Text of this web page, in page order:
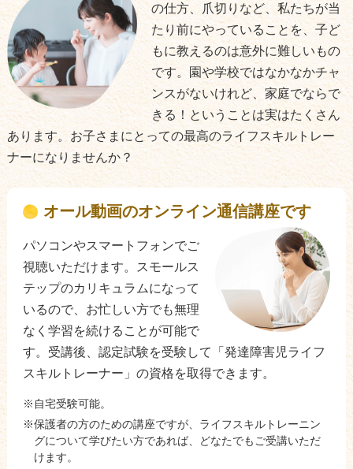
の仕方、爪切りなど、私たちが当
たり前にやっていることを、子ど
もに教えるのは意外に難しいもの
です。園や学校ではなかなかチャ
ンスがないけれど、家庭でならで
きる！ということは実はたくさん
あります。お子さまにとっての最高のライフスキルトレー
ナーになりませんか？
オール動画のオンライン通信講座です
パソコンやスマートフォンでご
視聴いただけます。スモールス
テップのカリキュラムになって
いるので、お忙しい方でも無理
なく学習を続けることが可能で
す。受講後、認定試験を受験して「発達障害児ライフ
スキルトレーナー」の資格を取得できます。
自宅受験可能。
保護者の方のための講座ですが、ライフスキルトレーニン
グについて学びたい方であれば、どなたでもご受講いただ
けます。